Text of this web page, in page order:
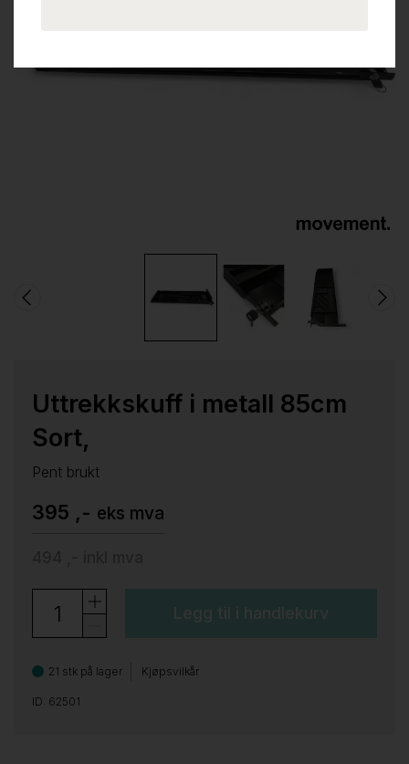
Uttrekkskuff i metall 85cm
Sort,
Pent brukt
395 ,- eks mva
Legg til i handlekurv
21 stk på lager Kjøpsvilkår
ID: 62501